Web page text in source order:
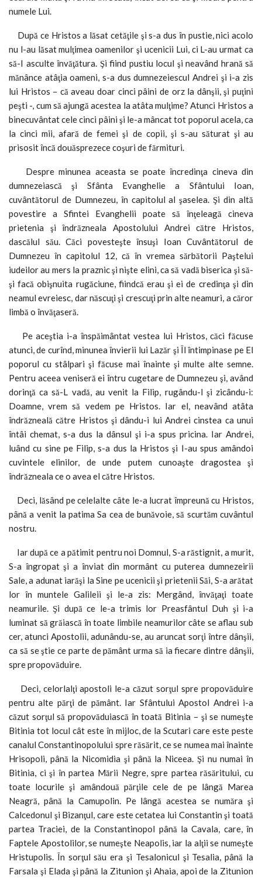
numele Lui.
După ce Hristos a lăsat cetăţile şi s-a dus în pustie, nici acolo
nu l-au lăsat mulţimea oamenilor şi ucenicii Lui, ci L-au urmat ca
să-I asculte învăţătura. Şi fiind pustiu locul şi neavând hrană să
mănânce atâţia oameni, s-a dus dumnezeiescul Andrei şi i-a zis
lui Hristos – că aveau doar cinci pâini de orz la dânşii, şi puţini
peşti -, cum să ajungă acestea la atâta mulţime? Atunci Hristos a
binecuvântat cele cinci pâini şi le-a mâncat tot poporul acela, ca
la cinci mii, afară de femei şi de copii, şi s-au săturat şi au
prisosit încă douăsprezece coşuri de fărmituri.
Despre minunea aceasta se poate încredinţa cineva din
dumnezeiască şi Sfânta Evanghelie a Sfântului Ioan,
cuvântătorul de Dumnezeu, în capitolul al şaselea. Şi din altă
povestire a Sfintei Evanghelii poate să înţeleagă cineva
prietenia şi îndrăzneala Apostolului Andrei către Hristos,
dascălul său. Căci povesteşte însuşi Ioan Cuvântătorul de
Dumnezeu în capitolul 12, că în vremea sărbătorii Paştelui
iudeilor au mers la praznic şi nişte elini, ca să vadă biserica şi să-
şi facă obişnuita rugăciune, fiindcă erau şi ei de credinţa şi din
neamul evreiesc, dar născuţi şi crescuţi prin alte neamuri, a căror
limbă o învăţaseră.
Pe aceştia i-a înspăimântat vestea lui Hristos, căci făcuse
atunci, de curînd, minunea învierii lui Lazăr şi Îl întimpinase pe El
poporul cu stâlpari şi făcuse mai înainte şi multe alte semne.
Pentru aceea veniseră ei întru cugetare de Dumnezeu şi, având
dorinţă ca să-L vadă, au venit la Filip, rugându-l şi zicându-i:
Doamne, vrem să vedem pe Hristos. Iar el, neavând atâta
îndrăzneală către Hristos şi dându-i lui Andrei cinstea ca unui
întâi chemat, s-a dus la dânsul şi i-a spus pricina. Iar Andrei,
luând cu sine pe Filip, s-a dus la Hristos şi I-au spus amândoi
cuvintele elinilor, de unde putem cunoaşte dragostea şi
îndrăzneala ce o avea el către Hristos.
Deci, lăsând pe celelalte câte le-a lucrat împreună cu Hristos,
până a venit la patima Sa cea de bunăvoie, să scurtăm cuvântul
nostru.
Iar după ce a pătimit pentru noi Domnul, S-a răstignit, a murit,
S-a îngropat şi a înviat din mormânt cu puterea dumnezeirii
Sale, a adunat iarăşi la Sine pe ucenicii şi prietenii Săi, S-a arătat
lor în muntele Galileii şi le-a zis: Mergând, învăţaţi toate
neamurile. Şi după ce le-a trimis lor Preasfântul Duh şi i-a
luminat să grăiască în toate limbile neamurilor câte se aflau sub
cer, atunci Apostolii, adunându-se, au aruncat sorţi între dânşii,
ca să se ştie ce parte de pământ urma să ia fiecare dintre dânşii,
spre propovăduire.
Deci, celorlalţi apostoli le-a căzut sorţul spre propovăduire
pentru alte părţi de pământ. Iar Sfântului Apostol Andrei i-a
căzut sorţul să propovăduiască în toată Bitinia – şi se numeşte
Bitinia tot locul cât este în mijloc, de la Scutari care este peste
canalul Constantinopolului spre răsărit, ce se numea mai înainte
Hrisopoli, până la Nicomidia şi până la Niceea. Şi nu numai în
Bitinia, ci şi în partea Mării Negre, spre partea răsăritului, cu
toate locurile şi amândouă părţile cele de pe lângă Marea
Neagră, până la Camupolin. Pe lângă acestea se număra şi
Calcedonul şi Bizanţul, care este cetatea lui Constantin şi toată
partea Traciei, de la Constantinopol până la Cavala, care, în
Faptele Apostolilor, se numeşte Neapolis, iar la alţii se numeşte
Hristupolis. În sorţul său era şi Tesalonicul şi Tesalia, până la
Farsala şi Elada şi până la Zitunion şi Ahaia, apoi de la Zitunion